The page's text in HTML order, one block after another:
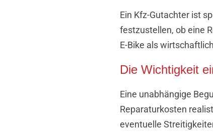
Ein Kfz-Gutachter ist
festzustellen, ob eine
E-Bike als
Die Wichtigkeit
Eine unabhängige
Reparaturkosten
eventuelle